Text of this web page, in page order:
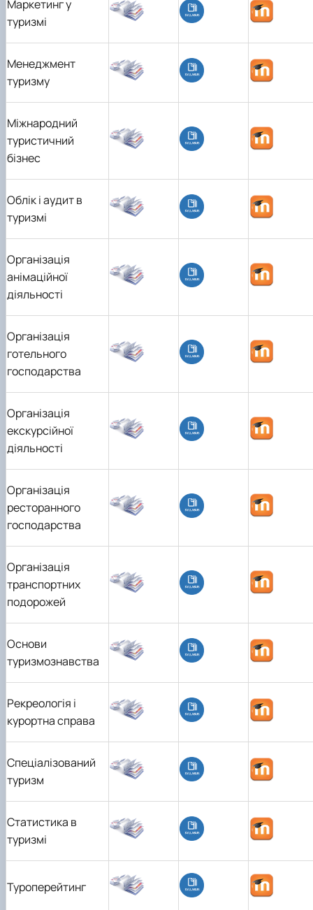
Маркетинг у
туризмі
Менеджмент
туризму
Міжнародний
туристичний
бізнес
Облік і аудит в
туризмі
Організація
анімаційної
діяльності
Організація
готельного
господарства
Організація
екскурсійної
діяльності
Організація
ресторанного
господарства
Організація
транспортних
подорожей
Основи
туризмознавства
Рекреологія і
курортна справа
Спеціалізований
туризм
Статистика в
туризмі
Туроперейтинг